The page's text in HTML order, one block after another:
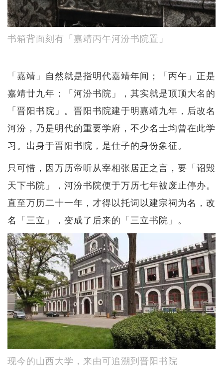
书箱背面刻有「嘉靖丙午河汾书院置」
「嘉靖」自然就是指明代嘉靖年间；「丙午」正是
嘉靖廿九年；「河汾书院」，其实就是顶顶大名的
「晋阳书院」。晋阳书院建于明嘉靖九年，后改名
河汾，乃是明代的重要学府，不少名士均曾在此学
习。出身于晋阳书院，是仕子的身份象征。
只可惜，因万历帝听从宰相张居正之言，要「诏毁
天下书院」，河汾书院便于万历七年被废止停办。
直至万历二十一年，才得以托词以建宗祠为名，改
名「三立」，变成了后来的「三立书院」。
现今的山西大学，来由可追溯到晋阳书院